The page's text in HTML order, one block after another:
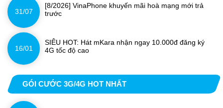
31/07
[8/2026] VinaPhone khuyến mãi hoà mạng mới trả
trước
16/01
SIÊU HOT: Hát mKara nhận ngay 10.000đ đăng ký
4G tốc độ cao
GÓI CƯỚC 3G/4G HOT NHẤT